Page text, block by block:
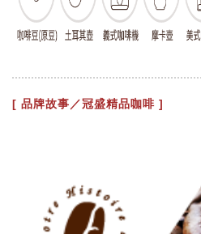
[ 品牌故事／冠盛精品咖啡 ]